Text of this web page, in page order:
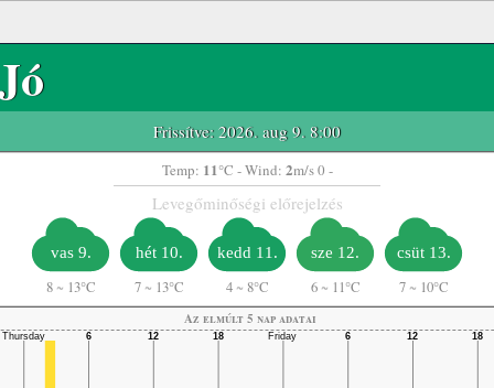
Frissítve: 2026. aug 9. 8:00
Temp: 11°C - Wind: 2m/s 0 -
Levegőminőségi előrejelzés
vas 9.
8 ~ 13°C
hét 10.
7 ~ 13°C
kedd 11.
4 ~ 8°C
sze 12.
6 ~ 11°C
csüt 13.
7 ~ 10°C
Az elmúlt 5 nap adatai